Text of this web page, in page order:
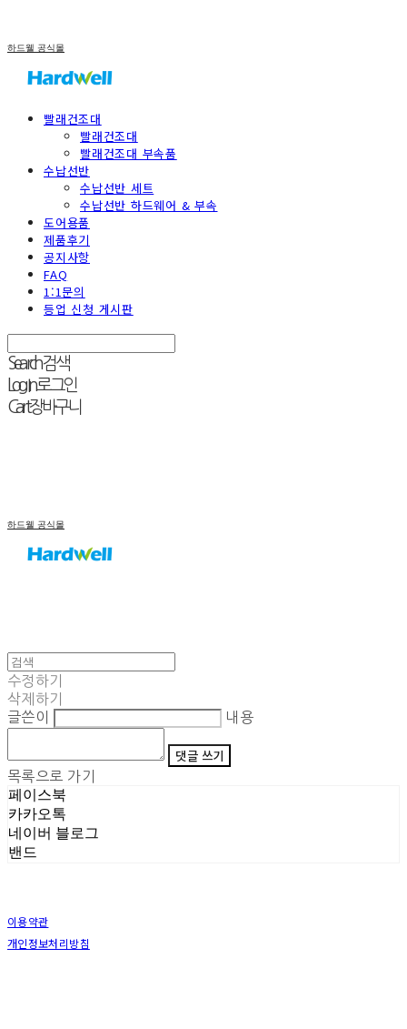
하드웰 공식몰
빨래건조대
빨래건조대
빨래건조대 부속품
수납선반
수납선반 세트
수납선반 하드웨어 & 부속
도어용품
제품후기
공지사항
FAQ
1:1문의
등업 신청 게시판
Search검색
Log In로그인
Cart장바구니
하드웰 공식몰
수정하기
삭제하기
글쓴이
내용
댓글 쓰기
목록으로 가기
페이스북
카카오톡
네이버 블로그
밴드
이용약관
개인정보처리방침